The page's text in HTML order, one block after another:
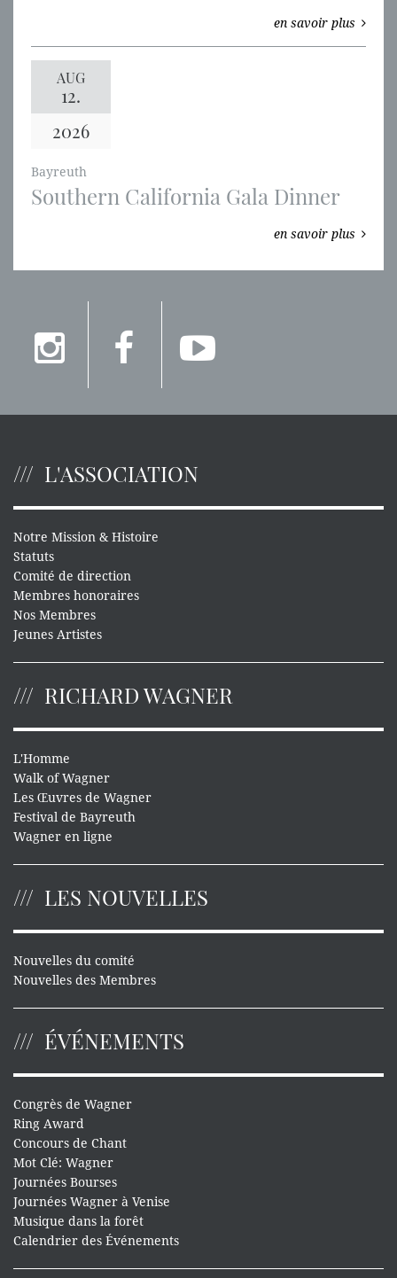
en savoir plus
AUG
12.
2026
Bayreuth
Southern California Gala Dinner
en savoir plus
L'ASSOCIATION
Notre Mission & Histoire
Statuts
Comité de direction
Membres honoraires
Nos Membres
Jeunes Artistes
RICHARD WAGNER
L'Homme
Walk of Wagner
Les Œuvres de Wagner
Festival de Bayreuth
Wagner en ligne
LES NOUVELLES
Nouvelles du comité
Nouvelles des Membres
ÉVÉNEMENTS
Congrès de Wagner
Ring Award
Concours de Chant
Mot Clé: Wagner
Journées Bourses
Journées Wagner à Venise
Musique dans la forêt
Calendrier des Événements